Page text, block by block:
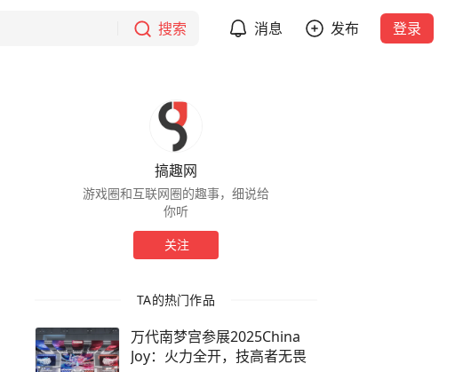
搜索 消息 发布 登录
搞趣网
游戏圈和互联网圈的趣事，细说给
你听
关注
TA的热门作品
万代南梦宫参展2025China
Joy：火力全开，技高者无畏